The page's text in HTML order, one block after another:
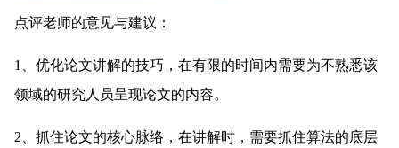
点评老师的意见与建议：
1、优化论文讲解的技巧，在有限的时间内需要为不熟悉该
领域的研究人员呈现论文的内容。
2、抓住论文的核心脉络，在讲解时，需要抓住算法的底层